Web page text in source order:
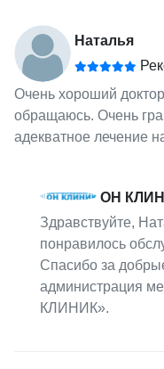
Наталья
Очень хороший
обращаюсь. Очень
адекватное лечение
ОН
Здравствуйте,
понравилось
Спасибо за
администрация
КЛИНИК».